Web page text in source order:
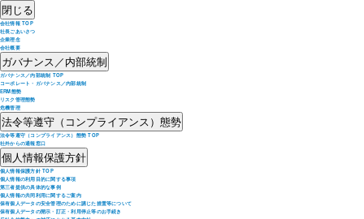
閉じる
会社情報 TOP
社長ごあいさつ
企業理念
会社概要
ガバナンス／内部統制
ガバナンス／内部統制 TOP
コーポレート・ガバナンス／内部統制
ERM態勢
リスク管理態勢
危機管理
法令等遵守（コンプライアンス）態勢
法令等遵守（コンプライアンス）態勢 TOP
社外からの通報窓口
個人情報保護方針
個人情報保護方針 TOP
個人情報の利用目的に関する事項
第三者提供の具体的な事例
個人情報の共同利用に関するご案内
保有個人データの安全管理のために講じた措置等について
保有個人データの開示・訂正・利用停止等のお手続き